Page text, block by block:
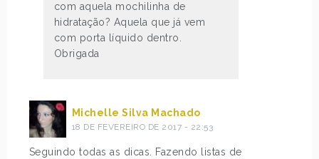
com aquela mochilinha de
hidratação? Aquela que já vem
com porta líquido dentro.
Obrigada
Michelle Silva Machado
18 DE FEVEREIRO DE 2017 - 22:53
Seguindo todas as dicas. Fazendo listas de